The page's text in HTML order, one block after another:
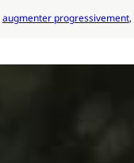
augmenter progressivement,